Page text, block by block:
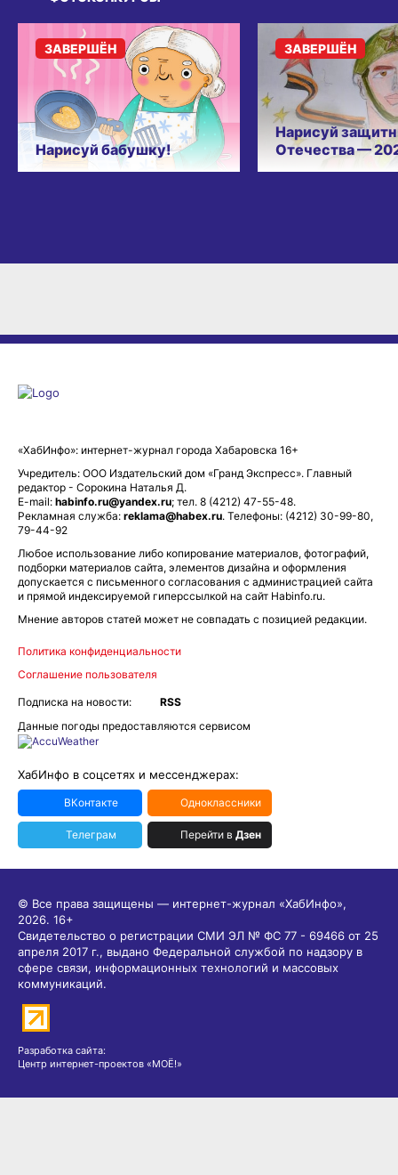
Нарисуй бабушку!
ЗАВЕРШЁН
Нарисуй
Отечества —
ЗАВЕРШЁН
«ХабИнфо»: интернет-журнал города Хабаровска 16+
Учредитель: ООО Издательский дом «Гранд Экспресс». Главный
редактор - Сорокина Наталья Д.
E-mail: habinfo.ru@yandex.ru; тел. 8 (4212) 47-55-48.
Рекламная служба: reklama@habex.ru. Телефоны: (4212) 30-99-80,
79-44-92
Любое использование либо копирование материалов, фотографий,
подборки материалов сайта, элементов дизайна и оформления
допускается с письменного согласования с администрацией сайта
и прямой индексируемой гиперссылкой на сайт Habinfo.ru.
Мнение авторов статей может не совпадать с позицией редакции.
Политика конфиденциальности
Соглашение пользователя
Подписка на новости:
RSS
Данные погоды предоставляются сервисом
ХабИнфо в соцсетях и мессенджерах:
ВКонтакте Одноклассники
Телеграм Перейти в Дзен
© Все права защищены — интернет-журнал «ХабИнфо»,
2026. 16+
Свидетельство о регистрации СМИ ЭЛ № ФС 77 - 69466 от 25
апреля 2017 г., выдано Федеральной службой по надзору в
сфере связи, информационных технологий и массовых
коммуникаций.
Разработка сайта:
Центр интернет-проектов «МОЁ!»